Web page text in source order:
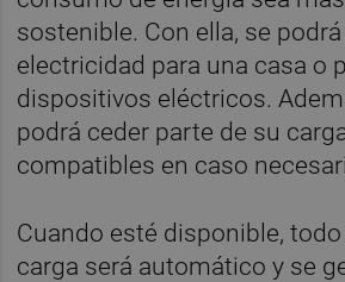
sostenible. Con ella, se
electricidad para una casa o
dispositivos eléctricos.
podrá ceder parte de su
compatibles en caso
Cuando esté disponible,
carga será automático y se